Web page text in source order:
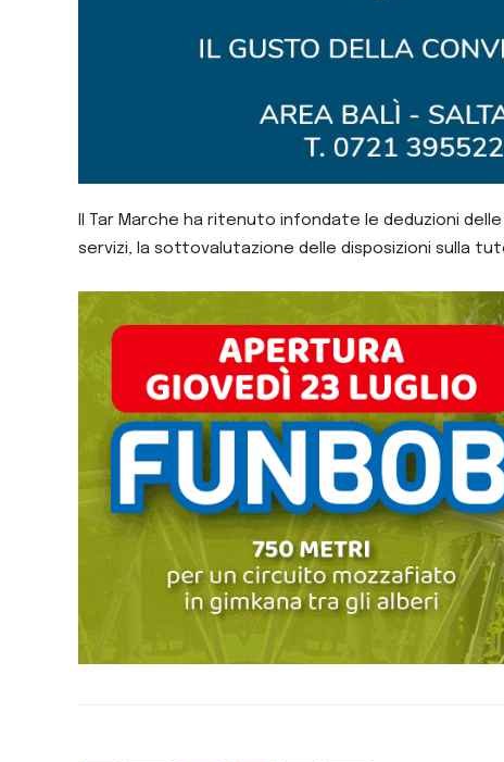
Il Tar Marche ha ritenuto infondate le deduzioni
servizi, la sottovalutazione delle disposizioni sulla